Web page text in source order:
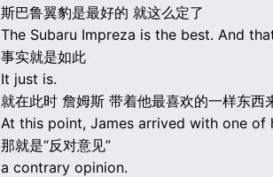
斯巴鲁翼豹是最好的 就这么定了
The Subaru Impreza is the best. And
事实就是如此
It just is.
就在此时 詹姆斯 带着他最喜欢的一样东西
At this point, James arrived with one of
那就是“反对意见”
a contrary opinion.